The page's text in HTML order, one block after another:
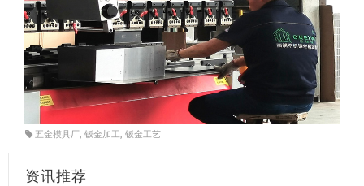
五金模具厂,钣金加工,钣金工艺
资讯推荐